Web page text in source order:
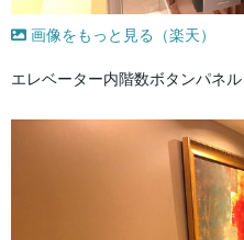
画像をもっと見る（楽天）
エレベーター内階数ボタンパネル